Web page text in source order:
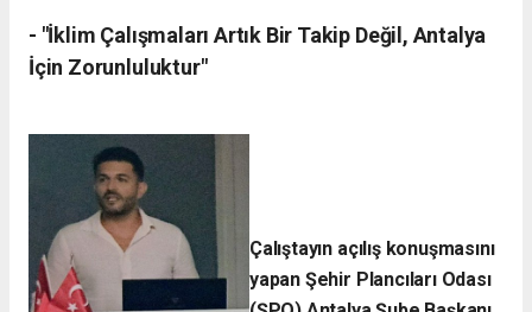
- ​"İklim Çalışmaları Artık Bir Takip Değil, Antalya
İçin Zorunluluktur"
Çalıştayın açılış konuşmasını
yapan Şehir Plancıları Odası